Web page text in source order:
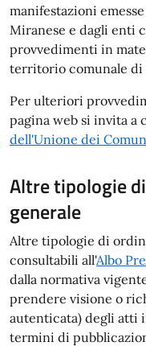
manifestazioni
Miranese e dagli enti
provvedimenti in
territorio comunale di
Per ulteriori
pagina web si invita a
dell'Unione dei
Altre tipologie
generale
Altre tipologie di
consultabili all'Albo
dalla normativa
prendere visione o
autenticata) degli atti
termini di